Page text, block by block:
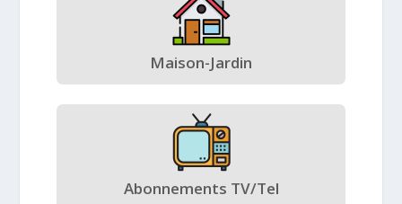
Maison-Jardin
Abonnements TV/Tel